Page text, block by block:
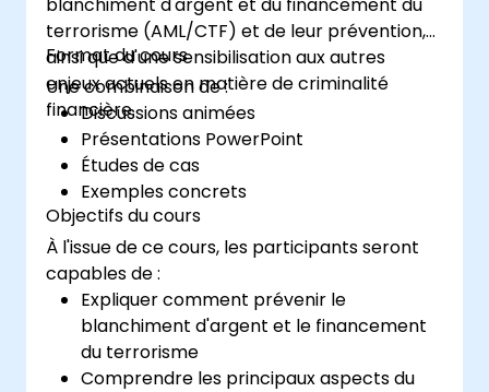
terrorisme (AML/CTF) et de leur prévention,
ainsi que d'une sensibilisation aux autres
enjeux actuels en matière de criminalité
financière.
Format du cours
Une combinaison de :
Discussions animées
Présentations PowerPoint
Études de cas
Exemples concrets
Objectifs du cours
À l'issue de ce cours, les participants seront
capables de :
Expliquer comment prévenir le
blanchiment d'argent et le financement
du terrorisme
Comprendre les principaux aspects du